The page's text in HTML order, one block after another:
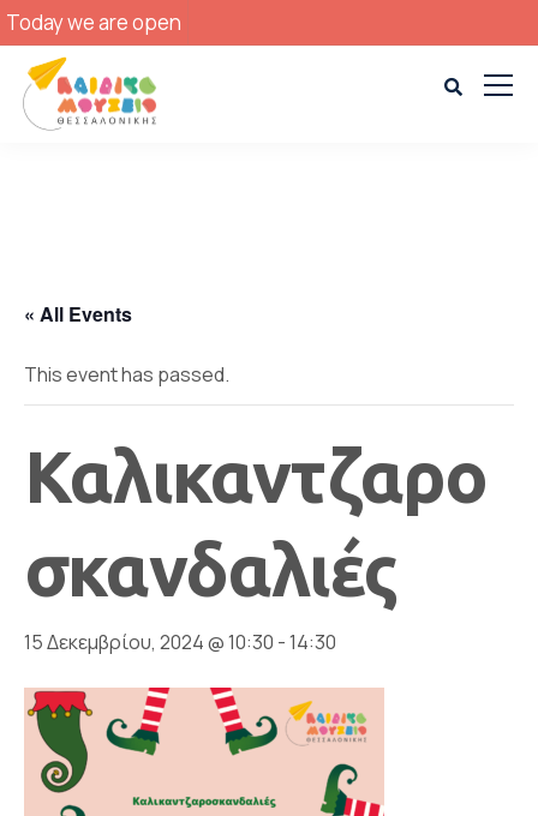
Today we are open
« All Events
This event has passed.
Καλικαντζαρο
σκανδαλιές
15 Δεκεμβρίου, 2024 @ 10:30 -14:30